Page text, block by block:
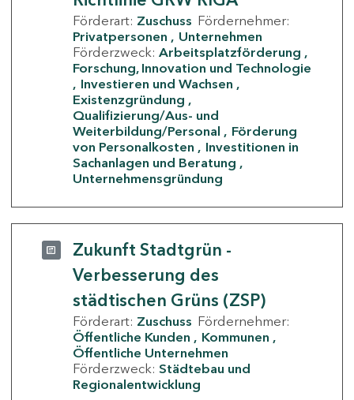
Förderart: Zuschuss Fördernehmer:
Privatpersonen
Unternehmen
Förderzweck: Arbeitsplatzförderung
Forschung, Innovation und Technologie
Investieren und Wachsen
Existenzgründung
Qualifizierung/Aus- und
Weiterbildung/Personal
Förderung
von Personalkosten
Investitionen in
Sachanlagen und Beratung
Unternehmensgründung
Zukunft Stadtgrün -
Verbesserung des
städtischen Grüns (ZSP)
Förderart: Zuschuss Fördernehmer:
Öffentliche Kunden
Kommunen
Öffentliche Unternehmen
Förderzweck: Städtebau und
Regionalentwicklung